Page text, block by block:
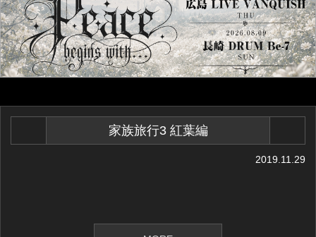
家族旅行3 紅葉編
2019.11.29